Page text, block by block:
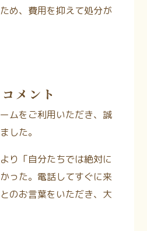
め、費用を抑えて処分が
メント
ムをご利用いただき、誠
した。
り「自分たちでは絶対に
った。電話してすぐに来
のお言葉をいただき、大